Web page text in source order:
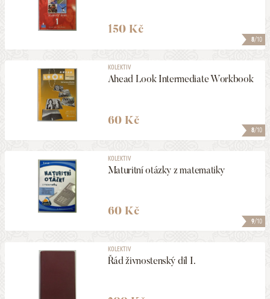
8/10
150 Kč
8/10
KOLEKTIV
Ahead Look Intermediate Workbook
60 Kč
9/10
KOLEKTIV
Maturitní otázky z matematiky
60 Kč
KOLEKTIV
Řád živnostenský díl I.